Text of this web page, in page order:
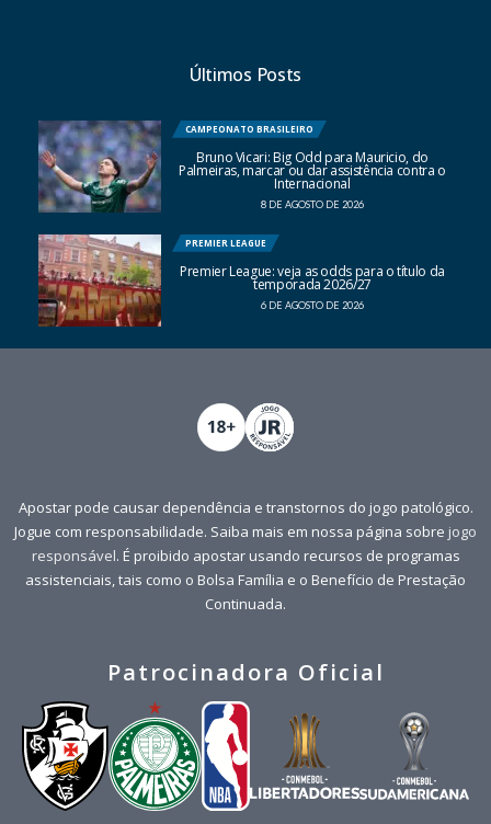
Últimos Posts
CAMPEONATO BRASILEIRO
Bruno Vicari: Big Odd para Mauricio, do
Palmeiras, marcar ou dar assistência contra o
Internacional
8 DE AGOSTO DE 2026
PREMIER LEAGUE
Premier League: veja as odds para o título da
temporada 2026/27
6 DE AGOSTO DE 2026
Apostar pode causar dependência e transtornos do jogo patológico.
Jogue com responsabilidade. Saiba mais em nossa página sobre jogo
responsável. É proibido apostar usando recursos de programas
assistenciais, tais como o Bolsa Família e o Benefício de Prestação
Continuada.
Patrocinadora Oficial